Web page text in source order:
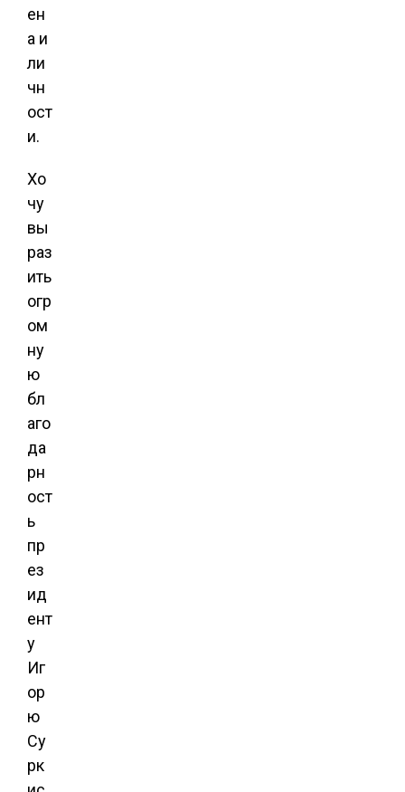
ен
а и
ли
чн
ост
и.
Хо
чу
вы
раз
ить
огр
ом
ну
ю
бл
аго
да
рн
ост
ь
пр
ез
ид
ент
у
Иг
ор
ю
Су
рк